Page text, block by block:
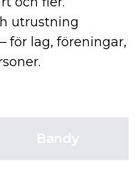
utrustning
för lag, föreningar,
Bandy